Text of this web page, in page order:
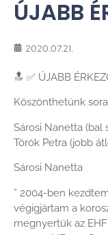
ÚJABB
2020.07.21.
🔝 ✅ ÚJABB
Köszönthetünk
Sárosi Nanetta (bal
Török Petra (jobb
Sárosi Nanetta
” 2004-ben
végigjártam a
megnyertük az